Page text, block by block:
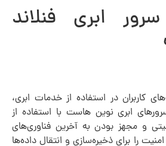
ابری فنلاند
کاربران در استفاده از خدمات ابری،
ابری نوین هاست با استفاده از
و مجهز بودن به آخرین فناوری‌های
را برای ذخیره‌سازی و انتقال داده‌ها